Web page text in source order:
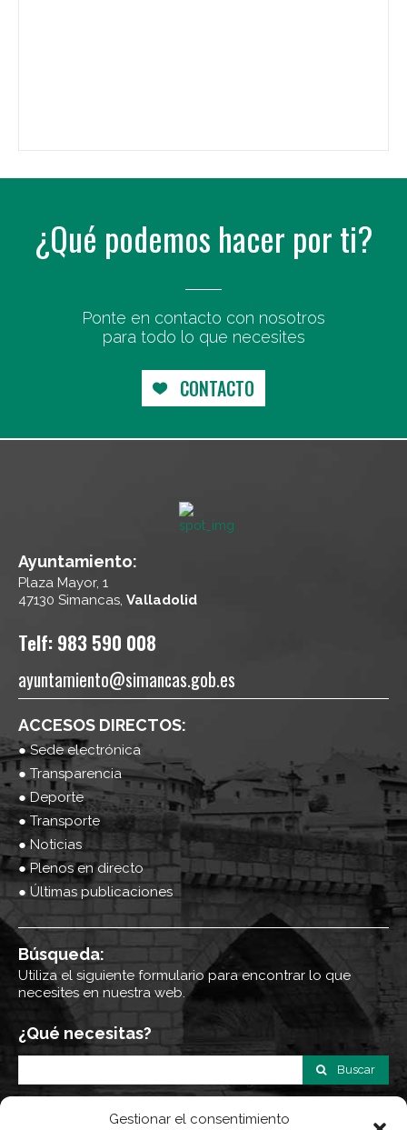
Gestionar el consentimiento
¿Qué podemos hacer por ti?
Ponte en contacto con nosotros
para todo lo que necesites
CONTACTO
Ayuntamiento:
Plaza Mayor, 1
47130 Simancas, Valladolid
Telf: 983 590 008
ayuntamiento@simancas.gob.es
ACCESOS DIRECTOS:
● Sede electrónica
● Transparencia
● Deporte
● Transporte
● Noticias
● Plenos en directo
● Últimas publicaciones
Búsqueda:
Utiliza el siguiente formulario para encontrar lo que
necesites en nuestra web.
¿Qué necesitas?
Buscar